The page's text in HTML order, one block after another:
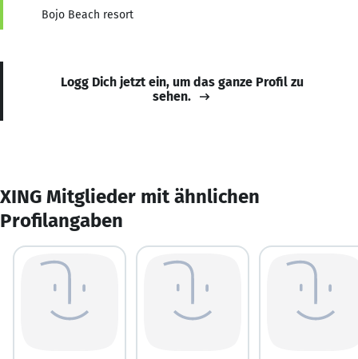
Bojo Beach resort
Logg Dich jetzt ein, um das ganze Profil zu
sehen.
XING Mitglieder mit ähnlichen
Profilangaben